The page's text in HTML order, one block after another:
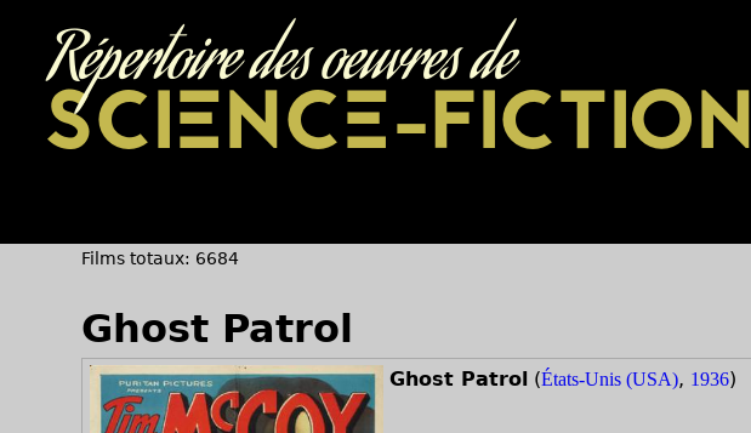
Répertoire des oeuvres de
SCIENCE-FICTION
Films totaux: 6684
Ghost Patrol
Ghost Patrol(États-Unis (USA), 1936)